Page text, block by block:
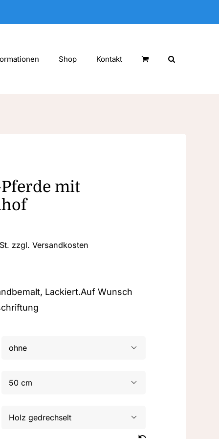
Shop Kontakt
mit
zzgl. Versandkosten
Lackiert.Auf Wunsch


